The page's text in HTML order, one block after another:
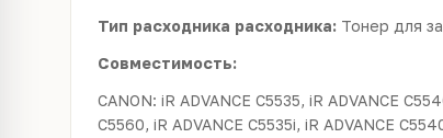
Тип расходника расходника: Тонер для
Совместимость:
CANON: iR ADVANCE C5535, iR ADVANCE
C5560, iR ADVANCE C5535i, iR ADVANCE